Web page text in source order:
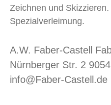
Zeichnen und
Spezialverleimung.
A.W. Faber-Castell
Nürnberger Str. 2
info@Faber-Castell.de